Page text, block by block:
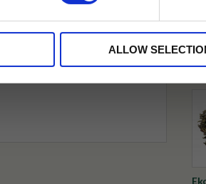
ALLOW
✓
med andra erbjudanden.